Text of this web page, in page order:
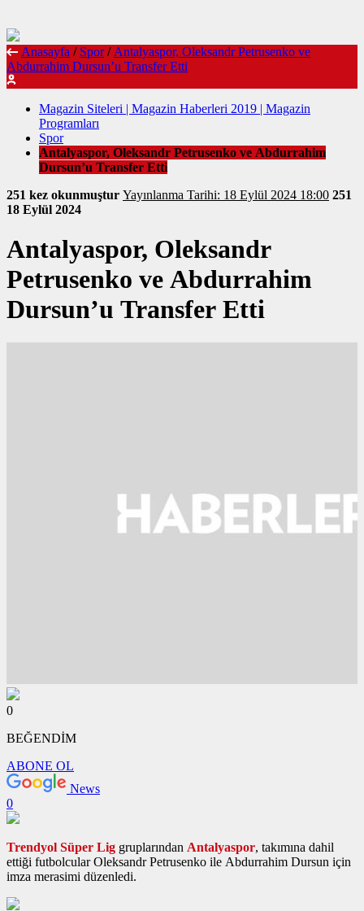
Anasayfa / Spor / Antalyaspor, Oleksandr Petrusenko ve
Abdurrahim Dursun’u Transfer Etti
Magazin Siteleri | Magazin Haberleri 2019 | Magazin
Programları
Spor
Antalyaspor, Oleksandr Petrusenko ve Abdurrahim
Dursun’u Transfer Etti
251 kez okunmuştur
Yayınlanma Tarihi: 18 Eylül 2024 18:00 251
18 Eylül 2024
Antalyaspor, Oleksandr
Petrusenko ve Abdurrahim
Dursun’u Transfer Etti
0
BEĞENDİM
ABONE OL
News
0
Trendyol Süper Lig gruplarından Antalyaspor, takımına dahil
ettiği futbolcular Oleksandr Petrusenko ile Abdurrahim Dursun için
imza merasimi düzenledi.